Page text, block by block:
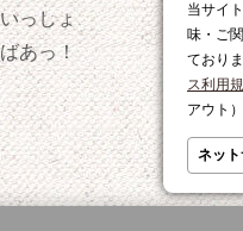
当サイ
味・ご
ており
ス利用
アウト
ネッ
っしょ
あっ！